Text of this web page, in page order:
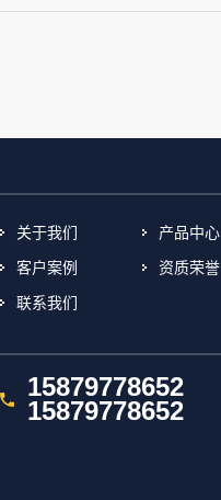
关于我们 产品中心
客户案例
资质荣誉
联系我们
15879778652
15879778652